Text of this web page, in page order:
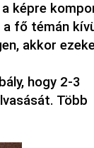
képre
fő témán
akkor
hogy 2-3
Több